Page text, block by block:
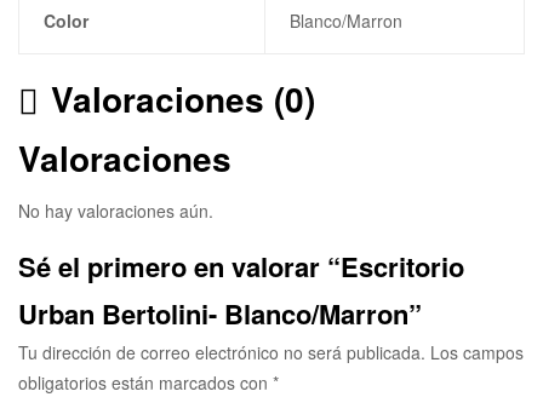
Color Blanco/Marron
Valoraciones (0)
Valoraciones
No hay valoraciones aún.
Sé el primero en valorar “Escritorio
Urban Bertolini- Blanco/Marron”
Tu dirección de correo electrónico no será publicada. Los campos
obligatorios están marcados con *